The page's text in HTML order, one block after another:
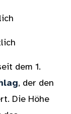
dem 1.
, der den
Die Höhe